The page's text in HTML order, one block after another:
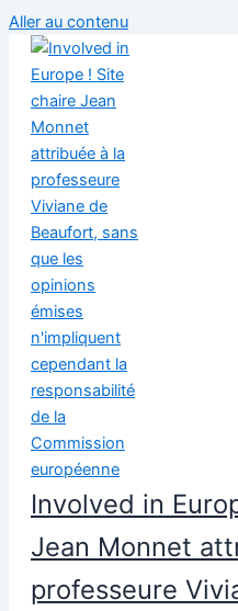
Aller au contenu
Involved in
Jean Monnet
professeure